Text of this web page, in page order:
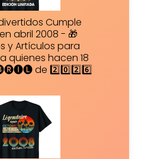
Cumple
abril 2008 - 🎁
y Artículos para
quienes hacen 18
de 2️⃣0️⃣2️⃣6️⃣